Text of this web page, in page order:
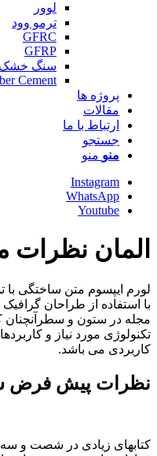
لوور
ترمو وود
GFRC
GFRP
سنگ خشک
Cement
پروژه ها
مقالات
ارتباط با ما
جستجو
منو منو
Instagram
WhatsApp
Youtube
المان نظرات
لورم ایپسوم متن ساختگی با
با استفاده از طراحان
مجله در ستون و سطرآنچنان
تکنولوژی مورد نیاز و
کاربردی می باشد.
نظرات پیش فرض
کتابهای زیادی در شصت و